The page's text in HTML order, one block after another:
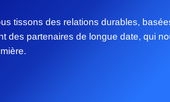
tissons des relations durables,
des partenaires de longue date, qui